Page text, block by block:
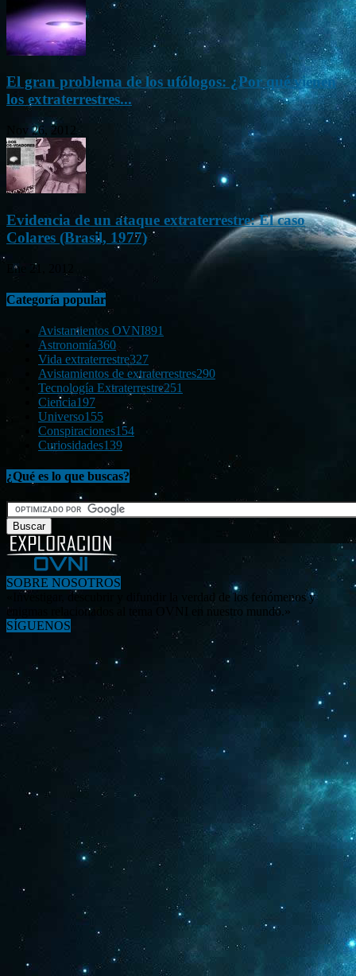
El gran problema de los ufólogos: ¿Por qué vienen
los extraterrestres...
Nov 26, 2012
Evidencia de un ataque extraterrestre: El caso
Colares (Brasil, 1977)
Ene 21, 2012
Categoría popular
Avistamientos OVNI891
Astronomía360
Vida extraterrestre327
Avistamientos de extraterrestres290
Tecnología Extraterrestre251
Ciencia197
Universo155
Conspiraciones154
Curiosidades139
¿Qué es lo que buscas?
SOBRE NOSOTROS
«Investigar, descubrir y difundir la verdad de los fenómenos y
enigmas relacionados al tema OVNI en nuestro mundo.»
SÍGUENOS